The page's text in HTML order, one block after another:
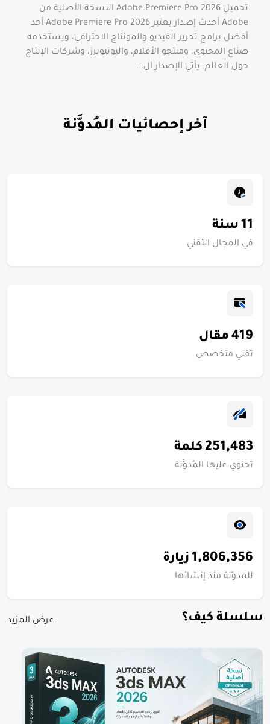
تحميل Adobe Premiere Pro 2026 النسخة الأصلية من
Adobe أحدث إصدار يعتبر Adobe Premiere Pro 2026 أحد
أفضل برامج تحرير الفيديو والمونتاج الاحترافي، ويستخدمه
صناع المحتوى، ومنتجو الأفلام، واليوتيوبرز، وشركات الإنتاج
حول العالم. يأتي الإصدار ال...
آخر إحصائيات المُدوَّنة
11 سنة
في المجال التقني
419 مقال
تقني متخصص
251,483 كلمة
تحتوي عليها المُدوَّنة
1,806,356 زيارة
للمدوّنة منذ إنشائها
سلسلة كيف؟ عرض المزيد